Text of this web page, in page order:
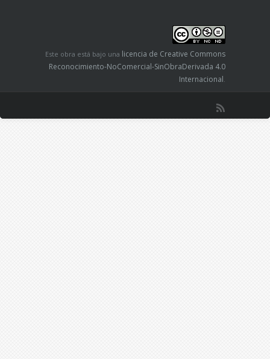
Este obra está bajo una licencia de Creative Commons
Reconocimiento-NoComercial-SinObraDerivada 4.0
Internacional